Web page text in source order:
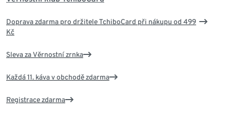
Doprava zdarma pro držitele TchiboCard při nákupu od 499
Kč
Sleva za Věrnostní zrnka
Každá 11. káva v obchodě zdarma
Registrace zdarma